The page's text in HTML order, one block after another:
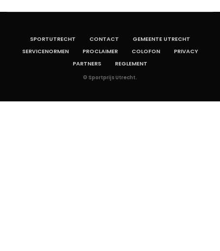
SPORTUTRECHT CONTACT
GEMEENTE UTRECHT
SERVICENORMEN
PROCLAIMER COLOFON
PRIVACY
PARTNERS
REGLEMENT
© Sportprijs Utrecht.